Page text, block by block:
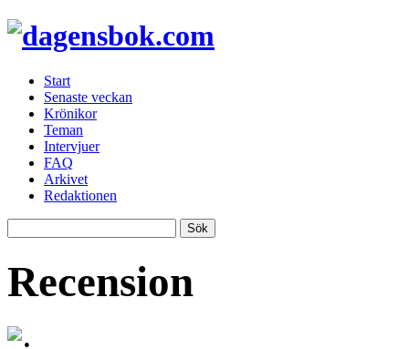
Start
Senaste veckan
Krönikor
Teman
Intervjuer
FAQ
Arkivet
Redaktionen
Recension